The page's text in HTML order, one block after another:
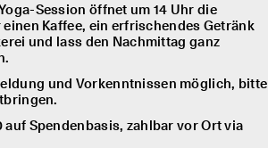
Session öffnet um 14 Uhr die
Kaffee, ein erfrischendes Getränk
und lass den Nachmittag ganz
und Vorkenntnissen möglich, bitte
auf Spendenbasis, zahlbar vor Ort via